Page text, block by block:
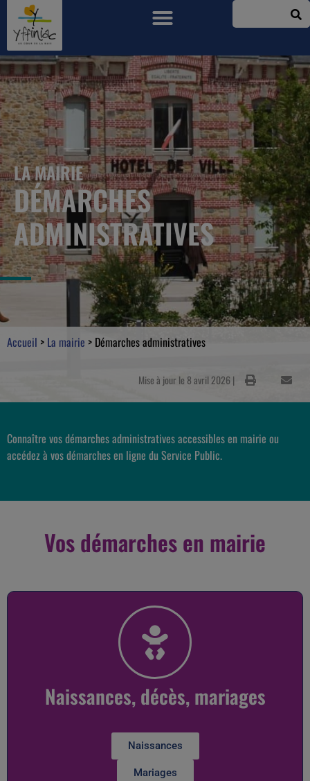
LA MAIRIE
DÉMARCHES
ADMINISTRATIVES
Accueil > La mairie > Démarches administratives
Mise à jour le 8 avril 2026 |
Connaître vos démarches administratives accessibles en mairie ou
accédez à vos démarches en ligne du Service Public.
Vos démarches en mairie
Naissances, décès, mariages
Naissances
Mariages